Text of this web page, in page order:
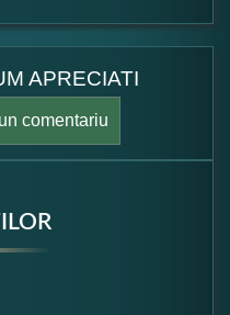
APRECIATI
comentariu